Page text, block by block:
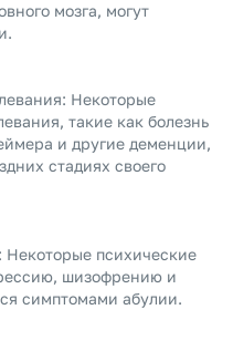
мозга, могут
Некоторые
такие как болезнь
и другие деменции,
стадиях своего
Некоторые психические
шизофрению и
симптомами абулии.